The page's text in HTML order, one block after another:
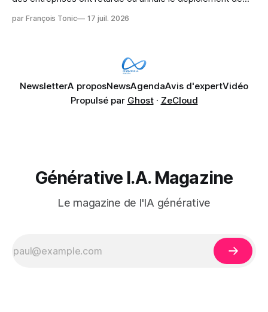
données confidentielles de SharePoint. Les trois quarts (75
par François Tonic 17 juil. 2026
NewsletterA proposNewsAgendaAvis d'expertVidéo
Propulsé par Ghost· ZeCloud
Générative I.A. Magazine
Le magazine de l'IA générative